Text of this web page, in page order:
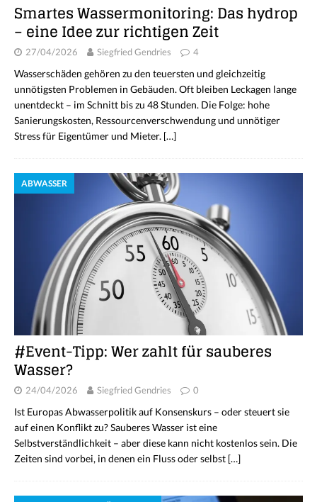
Smartes Wassermonitoring: Das hydrop
– eine Idee zur richtigen Zeit
27/04/2026 Siegfried Gendries 4
Wasserschäden gehören zu den teuersten und gleichzeitig
unnötigsten Problemen in Gebäuden. Oft bleiben Leckagen lange
unentdeckt – im Schnitt bis zu 48 Stunden. Die Folge: hohe
Sanierungskosten, Ressourcenverschwendung und unnötiger
Stress für Eigentümer und Mieter. […]
ABWASSER
#Event-Tipp: Wer zahlt für sauberes
Wasser?
24/04/2026 Siegfried Gendries 0
Ist Europas Abwasserpolitik auf Konsenskurs – oder steuert sie
auf einen Konflikt zu? Sauberes Wasser ist eine
Selbstverständlichkeit – aber diese kann nicht kostenlos sein. Die
Zeiten sind vorbei, in denen ein Fluss oder selbst […]